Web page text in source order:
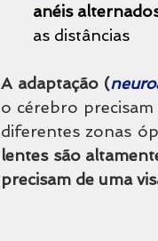
anéis
as distâncias
A adaptação (
o cérebro
diferentes zonas
lentes são
precisam de uma